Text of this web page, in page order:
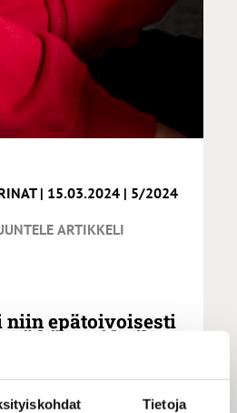
Tietoja
| 15.03.2024 | 5/2024
ARTIKKELI
niin epätoivoisesti
hän otti huikan
vaimoni näki
hänkin
Jeesusta”